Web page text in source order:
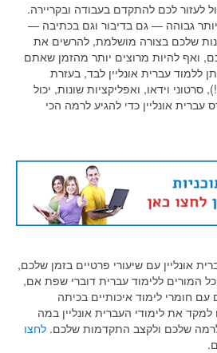
לעזור לכם להתקדם בעבודה ובקריירה.
גבוהה — גם בדיבור וגם בכתיבה —
שלכם בצורה מושלמת, להרשים את
ואף להיות מרוצים יותר מהזמן שאתם
ללמוד עברית אונליין לבד, בעזרת
וידאו, ואפליקציות שונות, יכול
אונליין כדי להגיע לרמה הכי
אונליין עם שיעורי פרטיים בזמן שלכם,
המורים ללימוד עברית דוברי שפת אם,
חומרי לימוד איכותיים בכיתה
את לימודי העברית אונליין במה
שלכם ולקצב התקדמות שלכם. לחצו